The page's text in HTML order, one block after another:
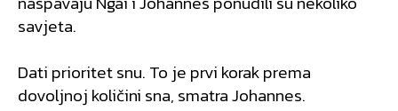
savjeta.
Dati prioritet snu. To je prvi korak prema
dovoljnoj količini sna, smatra Johannes.